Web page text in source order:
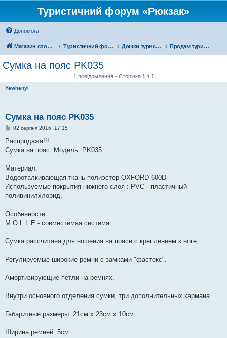
Туристичний форум «Рюкзак»
Допомога
Магазин спорядження Туристичний форум «Рюкзак» Дошки туристичних оголошень Продам туристичне спорядження
Сумка на пояс PK035
1 повідомлення • Сторінка 1 з 1
Yewhenyi
Сумка на пояс PK035
П
в
д
л
е
н
н
я
02 серпня 2016, 17:15
Распродажа!!!
Сумка на пояс. Модель: PK035
Материал:
Водооталкивающая ткань полиэстер OXFORD 600D
Используемые покрытия нижнего слоя : PVC - пластичный
поливинилхлорид.
Особенности :
M.O.L.L.E - совместимая система.
Сумка рассчитана для ношения на поясе с креплением к ноге;
Регулируемые широкие ремни с замками "фастекс".
Амортизирующие петли на ремнях.
Внутри основного отделения сумки, три дополнительных кармана.
Габаритные размеры: 21см х 23см х 10см
Ширина ремней: 5см